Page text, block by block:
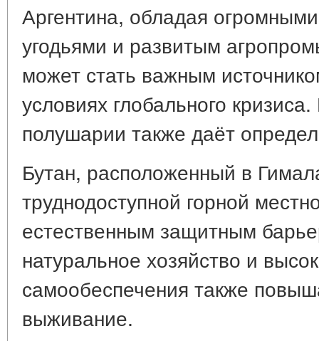
Аргентина, обладая
угодьями и развитым
может стать важным
условиях глобального
полушарии также даёт
Бутан, расположенный в
труднодоступной горной
естественным защитным
натуральное хозяйство и
самообеспечения также
выживание.